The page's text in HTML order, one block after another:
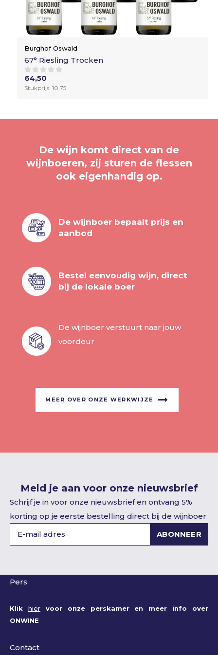
Burghof Oswald
67° Riesling Trocken
64,50
Stukprijs: 10,75
De wijn komt direct van de
wijnboeren, zij sturen de flessen
ook eigenhandig op.
De wijnboer bepaalt prijs en
aanbod
Bestel eenvoudig wijn, direct
bij de lokale boer
De wijnboer verstuurt naar jouw
voordeur
MEER OVER ONZE WERKWIJZE
Meld je aan voor onze nieuwsbrief
Schrijf je in voor onze nieuwsbrief en ontvang 5%
korting op je eerste bestelling direct bij de wijnboer
ABONNEER
Pers
Klik hiervoor onze perskamer en meer info over
ONWINE
Contact